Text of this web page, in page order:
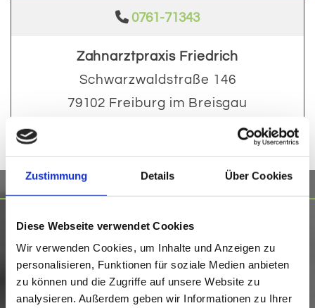
Zustimmung Details Über Cookies
Diese Webseite verwendet Cookies
Wir verwenden Cookies, um Inhalte und Anzeigen zu
personalisieren, Funktionen für soziale Medien anbieten
zu können und die Zugriffe auf unsere Website zu
analysieren. Außerdem geben wir Informationen zu Ihrer
 0761-71343
Zahnarztpraxis Friedrich
Schwarzwaldstraße 146
79102 Freiburg im Breisgau
Behandlungsschwerpunkte
Prophylaxe
Parodontologie